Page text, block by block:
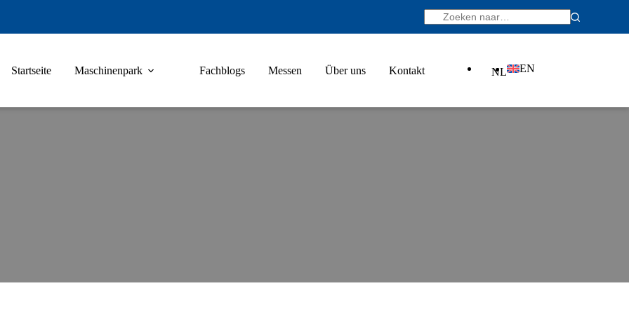
Startseite Maschinenpark Fachblogs Messen Über uns Kontakt NL EN